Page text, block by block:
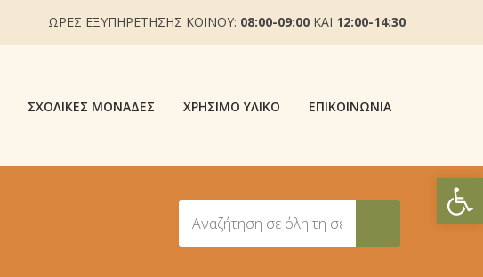
ΩΡΕΣ ΕΞΥΠΗΡΕΤΗΣΗΣ ΚΟΙΝΟΥ: 08:00-09:00 ΚΑΙ 12:00-14:30
ΣΧΟΛΙΚΈΣ ΜΟΝΆΔΕΣ ΧΡΉΣΙΜΟ ΥΛΙΚΌ ΕΠΙΚΟΙΝΩΝΊΑ